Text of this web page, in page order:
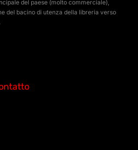
del paese (molto commerciale),
del bacino di utenza della libreria verso